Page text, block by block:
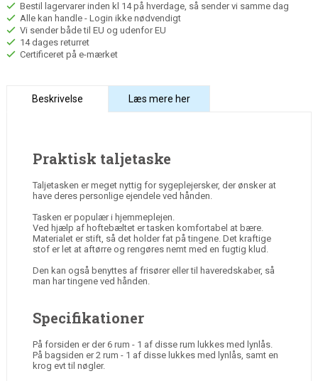
Bestil lagervarer inden kl 14 på hverdage, så sender vi samme dag
Alle kan handle - Login ikke nødvendigt
Vi sender både til EU og udenfor EU
14 dages returret
Certificeret på e-mærket
Beskrivelse Læs mere her
Praktisk taljetaske
Taljetasken er meget nyttig for sygeplejersker, der ønsker at
have deres personlige ejendele ved hånden.
Tasken er populær i hjemmeplejen.
Ved hjælp af hoftebæltet er tasken komfortabel at bære.
Materialet er stift, så det holder fat på tingene. Det kraftige
stof er let at aftørre og rengøres nemt med en fugtig klud.
Den kan også benyttes af frisører eller til haveredskaber, så
man har tingene ved hånden.
Specifikationer
På forsiden er der 6 rum - 1 af disse rum lukkes med lynlås.
På bagsiden er 2 rum - 1 af disse lukkes med lynlås, samt en
krog evt til nøgler.